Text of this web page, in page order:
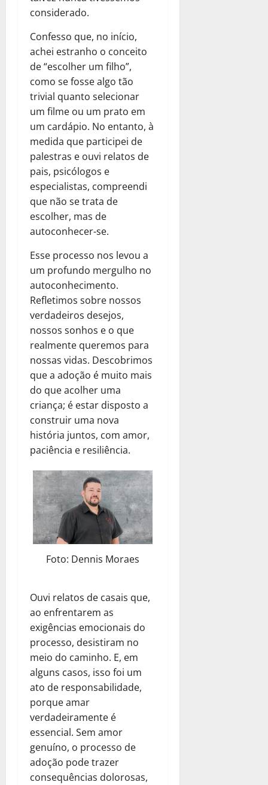
considerado.
Confesso que, no início,
achei estranho o conceito
de “escolher um filho”,
como se fosse algo tão
trivial quanto selecionar
um filme ou um prato em
um cardápio. No entanto, à
medida que participei de
palestras e ouvi relatos de
pais, psicólogos e
especialistas, compreendi
que não se trata de
escolher, mas de
autoconhecer-se.
Esse processo nos levou a
um profundo mergulho no
autoconhecimento.
Refletimos sobre nossos
verdadeiros desejos,
nossos sonhos e o que
realmente queremos para
nossas vidas. Descobrimos
que a adoção é muito mais
do que acolher uma
criança; é estar disposto a
construir uma nova
história juntos, com amor,
paciência e resiliência.
Foto: Dennis Moraes
Ouvi relatos de casais que,
ao enfrentarem as
exigências emocionais do
processo, desistiram no
meio do caminho. E, em
alguns casos, isso foi um
ato de responsabilidade,
porque amar
verdadeiramente é
essencial. Sem amor
genuíno, o processo de
adoção pode trazer
consequências dolorosas,